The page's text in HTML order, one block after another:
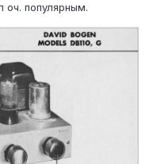
оч. популярным.